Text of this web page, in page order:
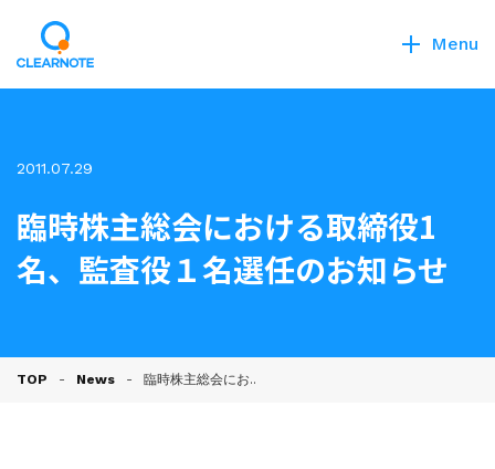
Menu
2011.07.29
臨時株主総会における取締役1
名、監査役１名選任のお知らせ
TOP News 臨時株主総会にお..